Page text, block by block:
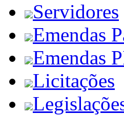
Servidores
Emendas
Emendas
Licitações